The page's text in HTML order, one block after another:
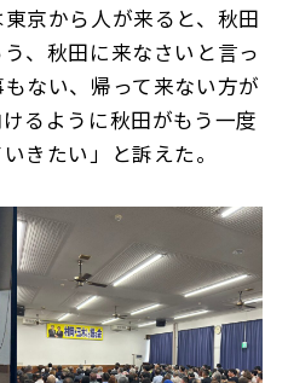
京から人が来ると、秋田
、秋田に来なさいと言っ
ない、帰って来ない方が
るように秋田がもう一度
きたい」と訴えた。